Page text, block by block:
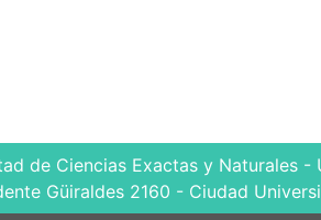
de Ciencias Exactas y Naturales
Güiraldes 2160 - Ciudad